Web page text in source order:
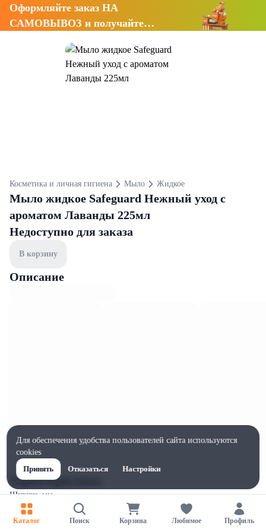
Оформляйте заказ НА
САМОВЫВОЗ и получайте
Косметика и личная гигиена Мыло Жидкое
Мыло жидкое Safeguard Нежный уход с
ароматом Лаванды 225мл
Недоступно для заказа
В корзину
Описание
Характеристики
Ширина, мм
Высота, мм
Каталог Поиск Корзина Любимое Профиль
Для обеспечения удобства пользователей сайта используются
cookies
Принять
Отказаться Настройки